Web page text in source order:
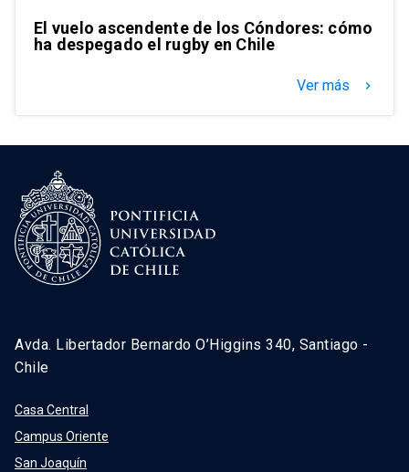
El vuelo ascendente de los Cóndores: cómo
ha despegado el rugby en Chile
Ver más keyboard_arrow_right
Avda. Libertador Bernardo O’Higgins 340, Santiago -
Chile
Casa Central
Campus Oriente
San Joaquín